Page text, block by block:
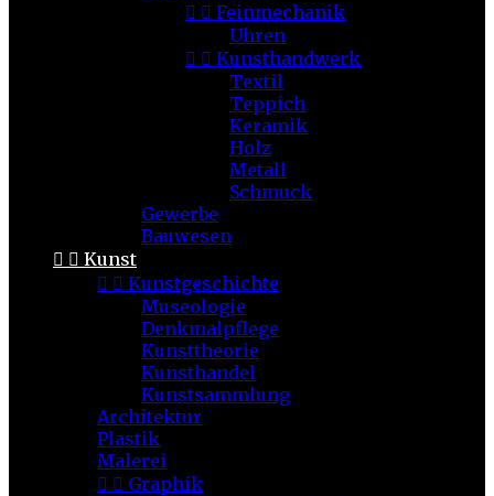
  Feinmechanik
Uhren
  Kunsthandwerk
Textil
Teppich
Keramik
Holz
Metall
Schmuck
Gewerbe
Bauwesen
  Kunst
  Kunstgeschichte
Museologie
Denkmalpflege
Kunsttheorie
Kunsthandel
Kunstsammlung
Architektur
Plastik
Malerei
  Graphik